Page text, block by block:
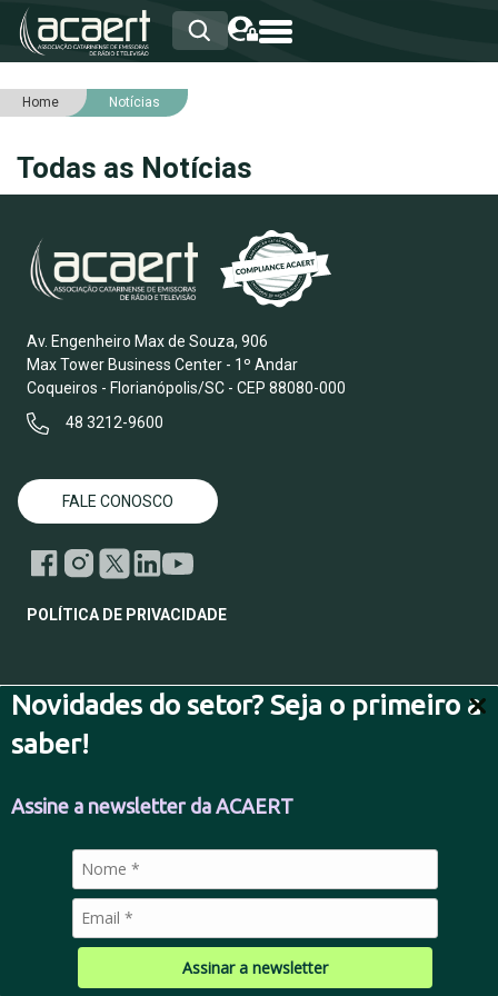
Novidades do setor? Seja o primeiro a
saber!
Assine a newsletter da ACAERT
Assinar a newsletter
HOME
ASSOCIADOS
NOTÍCIAS
SERVIÇOS
INTEGRIDADE
Home Notícias
Todas as Notícias
Av. Engenheiro Max de Souza, 906
Max Tower Business Center - 1º Andar
Coqueiros - Florianópolis/SC - CEP 88080-000
48 3212-9600
FALE CONOSCO
POLÍTICA DE PRIVACIDADE
© 2026 Todos os direitos reservados.